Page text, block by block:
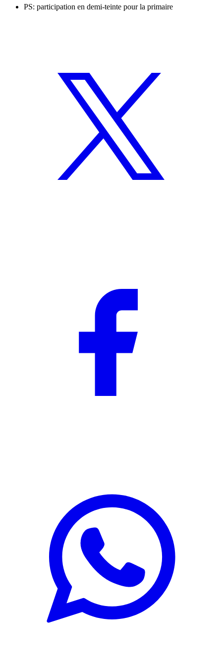
PS: participation en demi-teinte pour la primaire